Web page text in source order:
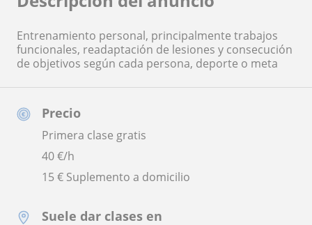
Precio
Primera clase gratis
40€/h
15 € Suplemento a domicilio
Suele dar clases en
Entrenamiento personal, principalmente trabajos
funcionales, readaptación de lesiones y consecución
de objetivos según cada persona, deporte o meta